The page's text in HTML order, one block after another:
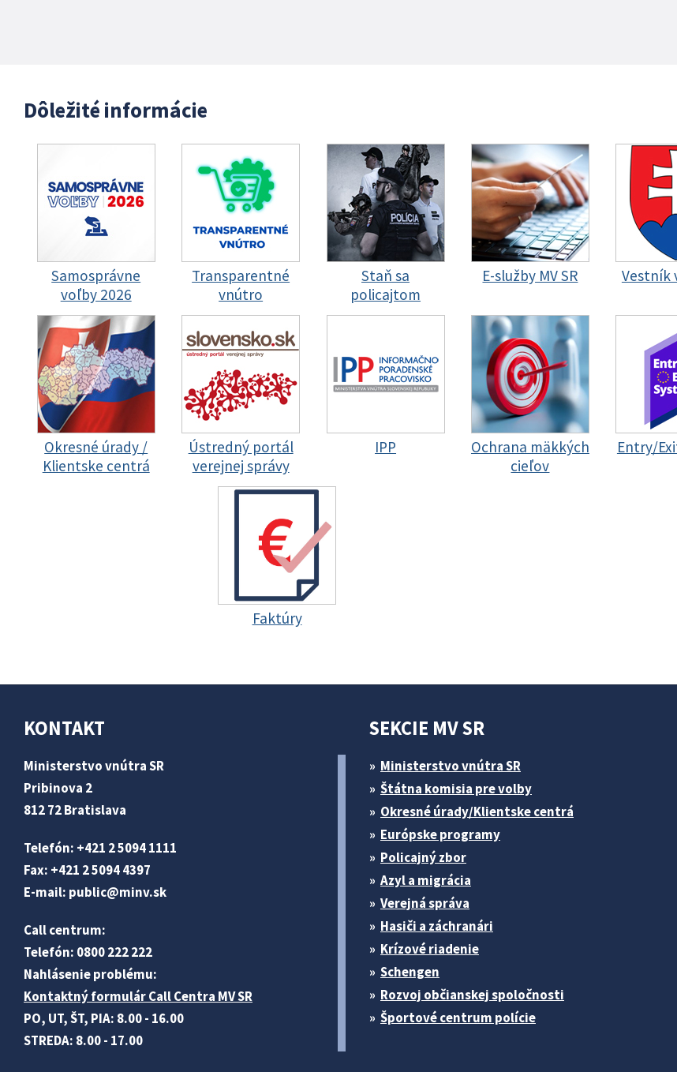
Dôležité informácie
Samosprávne
voľby 2026
Transparentné
vnútro
Staň sa
policajtom
E-služby MV SR Vestník
Okresné úrady /
Klientske centrá
Ústredný portál
verejnej správy
IPP
Ochrana mäkkých
cieľov
Entry/
Faktúry
KONTAKT
Ministerstvo vnútra SR
Pribinova 2
812 72 Bratislava
Telefón: +421 2 5094 1111
Fax: +421 2 5094 4397
E-mail: public@minv.sk
Call centrum:
Telefón: 0800 222 222
Nahlásenie problému:
Kontaktný formulár Call Centra MV SR
PO, UT, ŠT, PIA: 8.00 - 16.00
STREDA: 8.00 - 17.00
SEKCIE MV SR
Ministerstvo vnútra SR
Štátna komisia pre volby
Okresné úrady/Klientske centrá
Európske programy
Policajný zbor
Azyl a migrácia
Verejná správa
Hasiči a záchranári
Krízové riadenie
Schengen
Rozvoj občianskej spoločnosti
Športové centrum polície